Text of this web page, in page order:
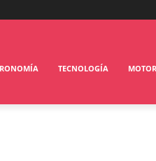
TECNOLOGÍA MOTOR